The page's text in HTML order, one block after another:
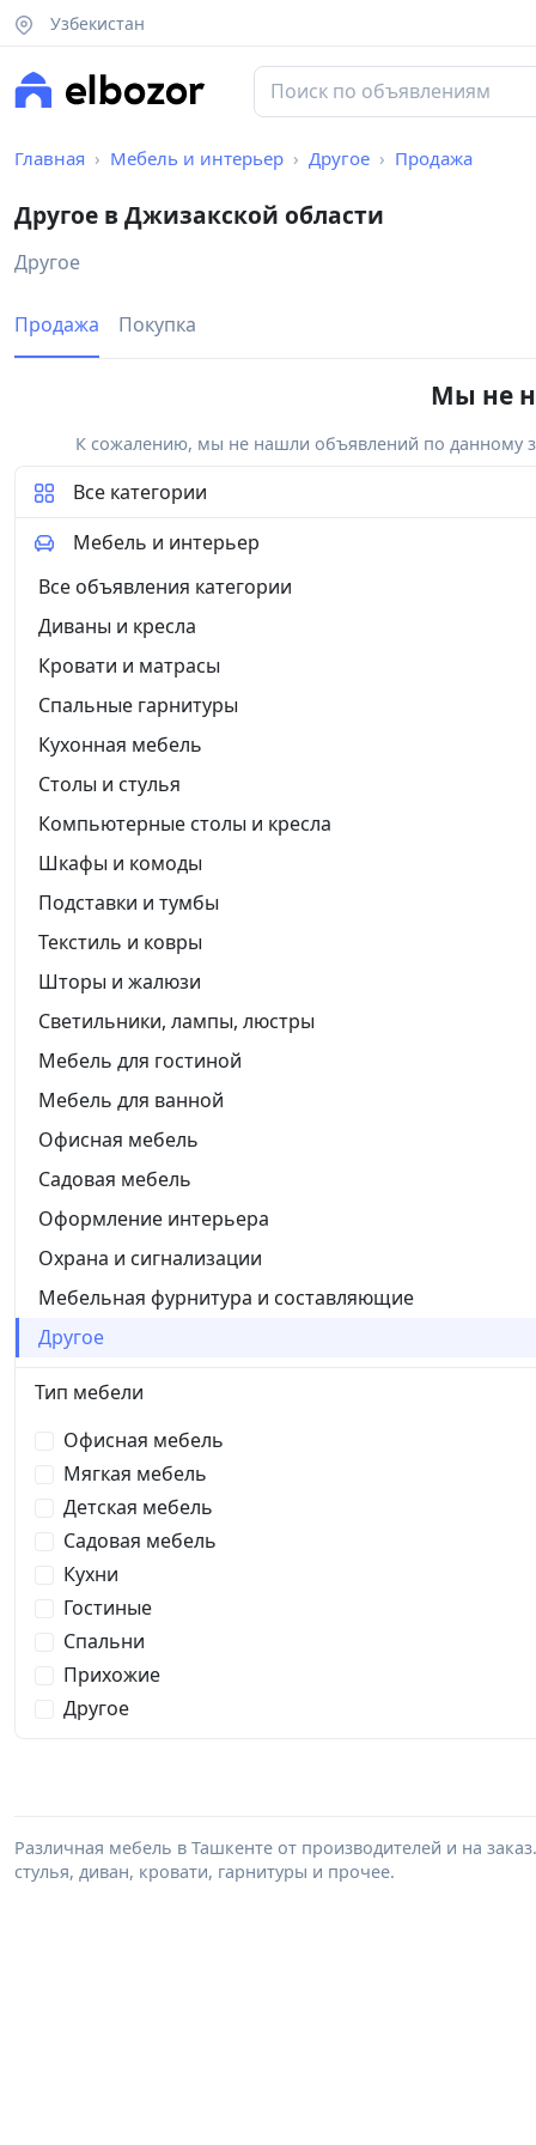
Узбекистан
Главная Мебель и интерьер Другое Продажа
Другое в Джизакской области
Другое
Продажа Покупка
Мы не
К сожалению, мы не нашли объявлений по данному
Все категории
Мебель и интерьер
Все объявления категории
Диваны и кресла
Кровати и матрасы
Спальные гарнитуры
Кухонная мебель
Столы и стулья
Компьютерные столы и кресла
Шкафы и комоды
Подставки и тумбы
Текстиль и ковры
Шторы и жалюзи
Светильники, лампы, люстры
Мебель для гостиной
Мебель для ванной
Офисная мебель
Садовая мебель
Оформление интерьера
Охрана и сигнализации
Мебельная фурнитура и составляющие
Другое
Тип мебели
Офисная мебель
Мягкая мебель
Детская мебель
Садовая мебель
Кухни
Гостиные
Спальни
Прихожие
Другое
Различная мебель в Ташкенте от производителей и на
стулья, диван, кровати, гарнитуры и прочее.